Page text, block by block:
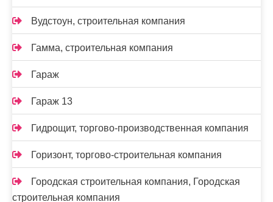
Вудстоун, строительная компания
Гамма, строительная компания
Гараж
Гараж 13
Гидрощит, торгово-производственная компания
Горизонт, торгово-строительная компания
Городская строительная компания, Городская
строительная компания